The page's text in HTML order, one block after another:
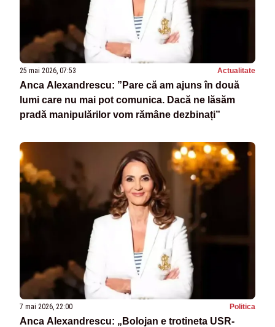
25 mai 2026, 07:53 Actualitate
Anca Alexandrescu: ”Pare că am ajuns în două
lumi care nu mai pot comunica. Dacă ne lăsăm
pradă manipulărilor vom rămâne dezbinați”
7 mai 2026, 22:00 Politica
Anca Alexandrescu: „Bolojan e trotineta USR-